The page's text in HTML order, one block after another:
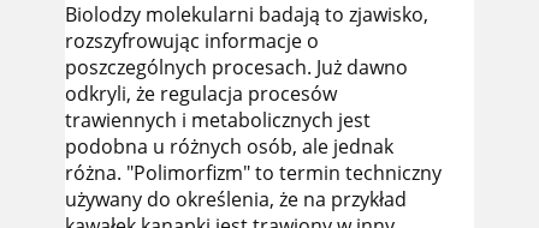
Biolodzy molekularni badają to zjawisko,
rozszyfrowując informacje o
poszczególnych procesach. Już dawno
odkryli, że regulacja procesów
trawiennych i metabolicznych jest
podobna u różnych osób, ale jednak
różna. "Polimorfizm" to termin techniczny
używany do określenia, że na przykład